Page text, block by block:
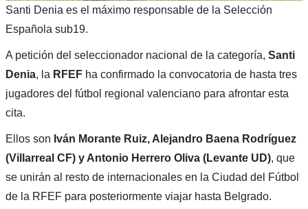
Santi Denia es el máximo responsable de la Selección
Española sub19.
A petición del seleccionador nacional de la categoría, Santi
Denia, la RFEFha confirmado la convocatoria de hasta tres
jugadores del fútbol regional valenciano para afrontar esta
cita.
Ellos son Iván Morante Ruiz, Alejandro Baena Rodríguez
(Villarreal CF) y Antonio Herrero Oliva (Levante UD), que
se unirán al resto de internacionales en la Ciudad del Fútbol
de la RFEF para posteriormente viajar hasta Belgrado.